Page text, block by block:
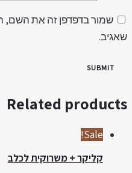
שמור בדפדפן זה את השם,
Related
Sale!
קליקר + משרוקית לכלב